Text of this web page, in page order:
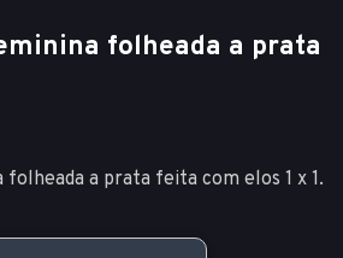
folheada a prata
a prata feita com elos 1 x 1.